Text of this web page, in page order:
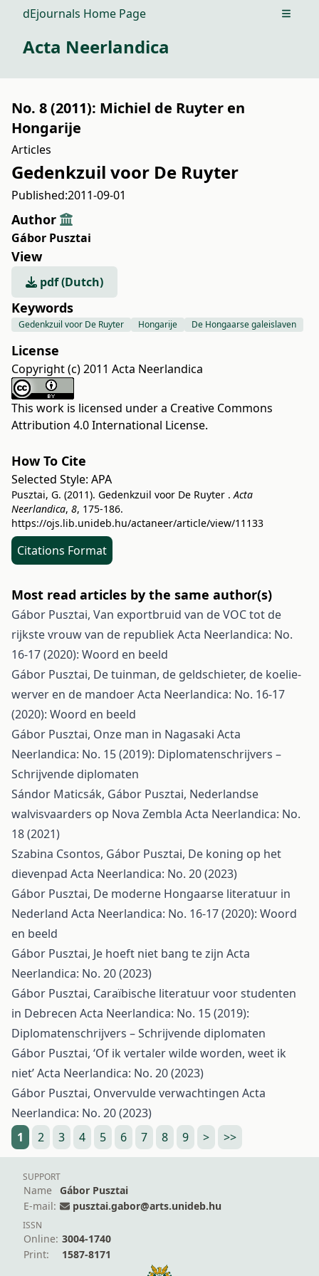
dEjournals Home Page Open
Acta Neerlandica
No. 8 (2011): Michiel de Ruyter en
Hongarije
Articles
Gedenkzuil voor De Ruyter
Published:2011-09-01
Author
Gábor Pusztai
View
pdf (Dutch)
Keywords
Gedenkzuil voor De Ruyter Hongarije De Hongaarse galeislaven
License
Copyright (c) 2011 Acta Neerlandica
This work is licensed under a Creative Commons
Attribution 4.0 International License.
How To Cite
Selected Style: APA
Pusztai, G. (2011). Gedenkzuil voor De Ruyter .Acta
Neerlandica, 8, 175-186.
https://ojs.lib.unideb.hu/actaneer/article/view/11133
Citations Format
Most read articles by the same author(s)
Gábor Pusztai, Van exportbruid van de VOC tot de
rijkste vrouw van de republiek Acta Neerlandica: No.
16-17 (2020): Woord en beeld
Gábor Pusztai, De tuinman, de geldschieter, de koelie-
werver en de mandoerActa Neerlandica: No. 16-17
(2020): Woord en beeld
Gábor Pusztai, Onze man in Nagasaki Acta
Neerlandica: No. 15 (2019): Diplomatenschrijvers –
Schrijvende diplomaten
Sándor Maticsák, Gábor Pusztai, Nederlandse
walvisvaarders op Nova Zembla Acta Neerlandica: No.
18 (2021)
Szabina Csontos, Gábor Pusztai, De koning op het
dievenpad Acta Neerlandica: No. 20 (2023)
Gábor Pusztai, De moderne Hongaarse literatuur in
Nederland Acta Neerlandica: No. 16-17 (2020): Woord
en beeld
Gábor Pusztai, Je hoeft niet bang te zijn Acta
Neerlandica: No. 20 (2023)
Gábor Pusztai, Caraïbische literatuur voor studenten
in Debrecen Acta Neerlandica: No. 15 (2019):
Diplomatenschrijvers – Schrijvende diplomaten
Gábor Pusztai, ‘Of ik vertaler wilde worden, weet ik
niet’Acta Neerlandica: No. 20 (2023)
Gábor Pusztai, Onvervulde verwachtingen Acta
Neerlandica: No. 20 (2023)
1
2 3 4 5 6 7 8 9 > >>
SUPPORT
Name
Gábor Pusztai
E-mail:
pusztai.gabor@arts.unideb.hu
ISSN
Online: 3004-1740
Print:
1587-8171